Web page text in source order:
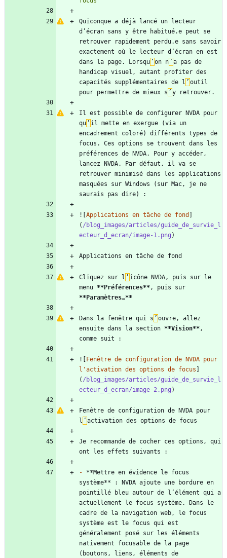
Quiconque a déjà lancé un lecteur
d’écran sans y être habitué.e peut se
retrouver rapidement perdu.e sans savoir
exactement où le lecteur d’écran en est
dans la page. Lorsqu ’ on n ’ a pas de
handicap visuel, autant profiter des
capacités supplémentaires de l ’ outil
pour permettre de mieux s ’
Il est possible de configurer NVDA pour
qu ’ il mette en exergue (via un
encadrement coloré) différents types de
focus. Ces options se trouvent dans les
préférences de NVDA. Pour y accéder,
lancez NVDA. Par défaut, il va se
retrouver minimisé dans les applications
masquées sur Windows (sur Mac, je ne
![ Applications en tâche de fond
( /blog_images/articles/guide_de_survie_l
ecteur_d_ecran/image-1.png
Cliquez sur l ’ icône NVDA, puis sur le
menu **Préférences**
**Paramètres…**
Dans la fenêtre qui s ’ ouvre, allez
ensuite dans la section **Vision**,
![
Fenêtre de configuration de NVDA pour
l'activation des options de focus
( /blog_images/articles/guide_de_survie_l
ecteur_d_ecran/image-2.png
Fenêtre de configuration de NVDA pour
l ’
Je recommande de cocher ces options, qui
- **Mettre en évidence le focus
système** : NVDA ajoute une bordure en
pointillé bleu autour de l’élément qui a
actuellement le focus système. Dans le
cadre de la navigation web, le focus
système est le focus qui est
généralement posé sur les éléments
nativement focusable de la page
(boutons, liens, éléments de